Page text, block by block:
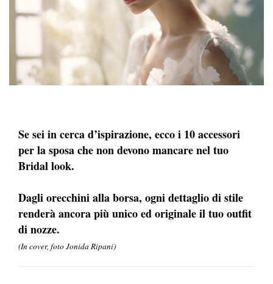
Se sei in cerca d’ispirazione, ecco i 10 accessori
per la sposa che non devono mancare nel tuo
Bridal look.
Dagli orecchini alla borsa, ogni dettaglio di stile
renderà ancora più unico ed originale il tuo outfit
di nozze.
(In cover, foto Jonida Ripani)